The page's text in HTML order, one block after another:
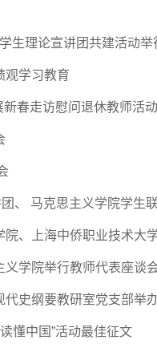
生理论宣讲团共建活动举
观学习教育
春走访慰问退休教师活动
、 马克思主义学院学生
、上海中侨职业技术大
学院举行教师代表座谈
史纲要教研室党支部举
懂中国”活动最佳征文